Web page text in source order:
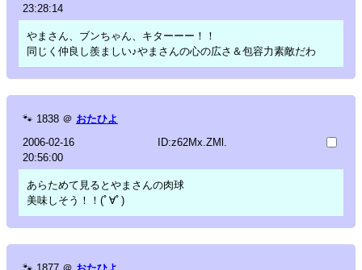
23:28:14
やまさん、ブンちゃん、キターーー！！
同じく仲良し羨ましい♪やまさんの心の広さ＆包容力素敵だわ
🐾 1838 ＠ おたひよ
2006-02-16
20:56:00
ID:z62Mx.ZMl.
あらためて見るとやまさんの肉球
美味しそう！！(ﾟ∀ﾟ)